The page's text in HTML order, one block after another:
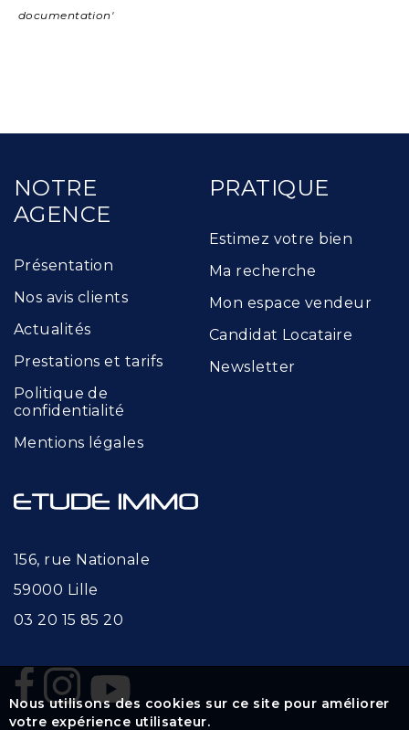
documentation'
NOTRE
AGENCE
Présentation
Nos avis clients
Actualités
Prestations et tarifs
Politique de
confidentialité
Mentions légales
PRATIQUE
Estimez votre bien
Ma recherche
Mon espace vendeur
Candidat Locataire
Newsletter
156, rue Nationale
59000 Lille
03 20 15 85 20
Nous utilisons des cookies sur ce site pour améliorer
votre expérience utilisateur.